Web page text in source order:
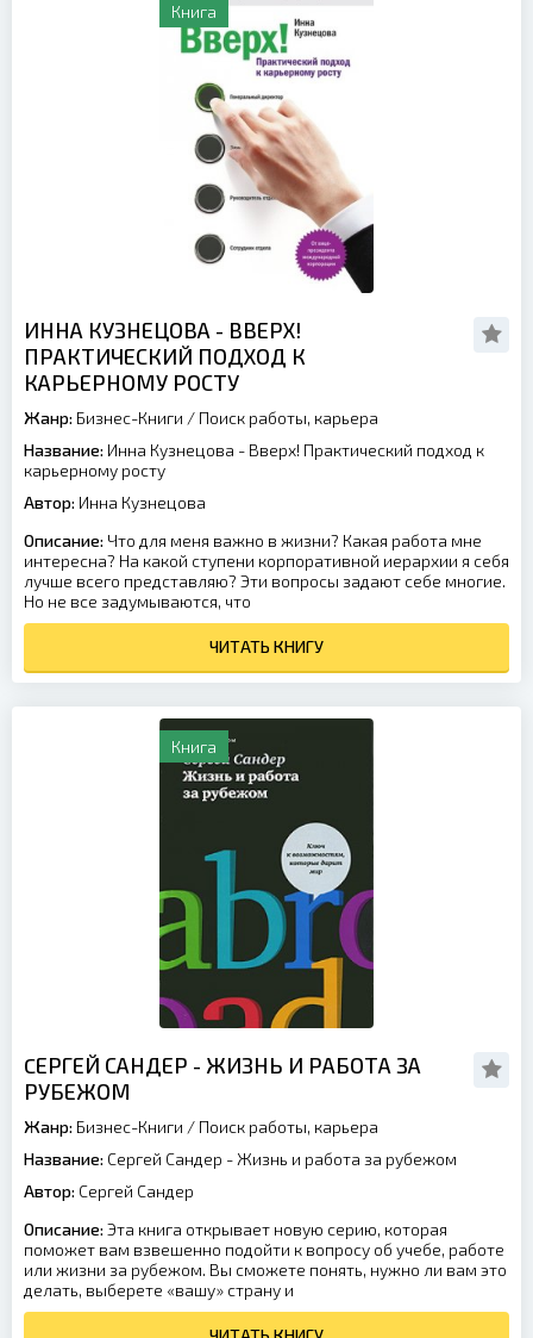
Книга
ИННА КУЗНЕЦОВА - ВВЕРХ!
ПРАКТИЧЕСКИЙ ПОДХОД К
КАРЬЕРНОМУ РОСТУ
Жанр: Бизнес-Книги / Поиск работы, карьера
Название: Инна Кузнецова - Вверх! Практический подход к
карьерному росту
Автор: Инна Кузнецова
Описание: Что для меня важно в жизни? Какая работа мне
интересна? На какой ступени корпоративной иерархии я себя
лучше всего представляю? Эти вопросы задают себе многие.
Но не все задумываются, что
ЧИТАТЬ КНИГУ
Книга
CЕРГЕЙ САНДЕР - ЖИЗНЬ И РАБОТА ЗА
РУБЕЖОМ
Жанр: Бизнес-Книги / Поиск работы, карьера
Название: Cергей Сандер - Жизнь и работа за рубежом
Автор: Cергей Сандер
Описание: Эта книга открывает новую серию, которая
поможет вам взвешенно подойти к вопросу об учебе, работе
или жизни за рубежом. Вы сможете понять, нужно ли вам это
делать, выберете «вашу» страну и